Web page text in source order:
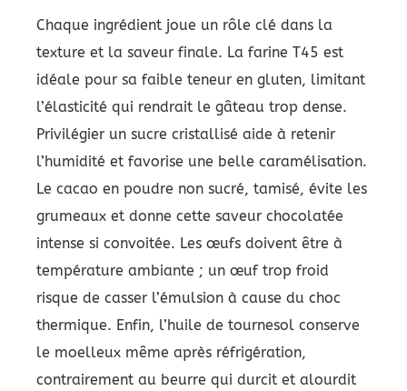
Chaque ingrédient joue un rôle clé dans la
texture et la saveur finale. La farine T45 est
idéale pour sa faible teneur en gluten, limitant
l’élasticité qui rendrait le gâteau trop dense.
Privilégier un sucre cristallisé aide à retenir
l’humidité et favorise une belle caramélisation.
Le cacao en poudre non sucré, tamisé, évite les
grumeaux et donne cette saveur chocolatée
intense si convoitée. Les œufs doivent être à
température ambiante ; un œuf trop froid
risque de casser l’émulsion à cause du choc
thermique. Enfin, l’huile de tournesol conserve
le moelleux même après réfrigération,
contrairement au beurre qui durcit et alourdit